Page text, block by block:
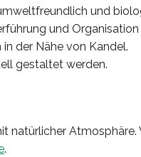
und
und
der Nähe von Kandel.
gestaltet werden.
natürlicher Atmosphäre.
.